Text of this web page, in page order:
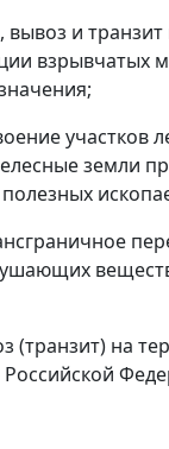
вывоз и
взрывчатых
участков
земли
(транзит) на